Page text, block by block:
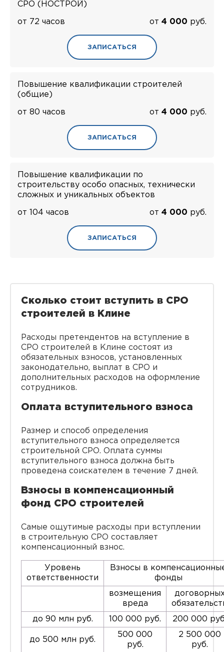
СРО (НОСТРОЙ)
от 72 часов от 4 000 руб.
ЗАПИСАТЬСЯ
Повышение квалификации строителей
(общие)
от 80 часов от 4 000 руб.
ЗАПИСАТЬСЯ
Повышение квалификации по
строительству особо опасных, технически
сложных и уникальных объектов
от 104 часов от 4 000 руб.
ЗАПИСАТЬСЯ
Сколько стоит вступить в СРО
строителей в Клине
Расходы претендентов на вступление в
СРО строителей в Клине состоят из
обязательных взносов, установленных
законодательно, выплат в СРО и
дополнительных расходов на оформление
сотрудников.
Оплата вступительного взноса
Размер и способ определения
вступительного взноса определяется
строительной СРО. Оплата суммы
вступительного взноса должна быть
проведена соискателем в течение 7 дней.
Взносы в компенсационный
фонд СРО строителей
Самые ощутимые расходы при вступлении
в строительную СРО составляет
компенсационный взнос.
Уровень
ответственности
Взносы в
фонды
возмещения
вреда
до 90 млн руб. 100 000 руб. 200 000
до 500 млн руб.
500 000
руб.
2 500 000
руб.